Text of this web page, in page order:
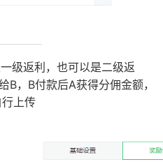
级返利，也可以是二级返
B，B付款后A获得分佣金额，
上传